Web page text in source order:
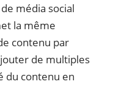
média social
la même
contenu par
de multiples
du contenu en